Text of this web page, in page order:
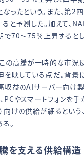
ったという。また、第2
と予測した。加えて、
70〜75％上昇するとし
の高騰が一時的な市況
映している点だ。背景
収益のAIサーバー向け
PCやスマートフォンを
向けの供給が細るとい
。
を支える供給構造